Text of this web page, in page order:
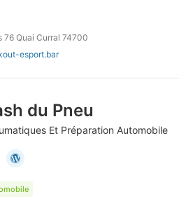
76 Quai Curral 74700
esport.bar
du Pneu
Et Préparation Automobile